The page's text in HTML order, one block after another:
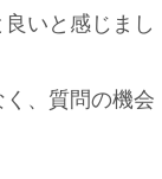
いと感じまし
、質問の機会